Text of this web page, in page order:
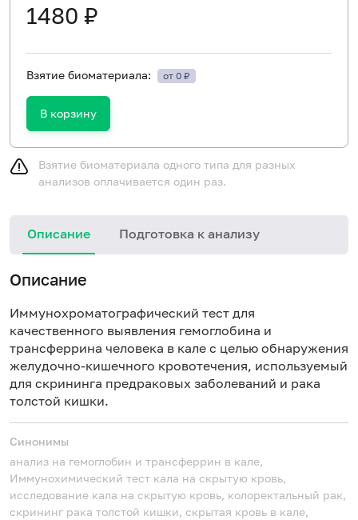
1480 ₽
Взятие биоматериала: от 0 ₽
В корзину
Взятие биоматериала одного типа для разных
анализов оплачивается один раз.
Описание Подготовка к анализу
Описание
Иммунохроматографический тест для
качественного выявления гемоглобина и
трансферрина человека в кале с целью обнаружения
желудочно-кишечного кровотечения, используемый
для скрининга предраковых заболеваний и рака
толстой кишки.
Синонимы
анализ на гемоглобин и трансферрин в кале,
Иммунохимический тест кала на скрытую кровь,
исследование кала на скрытую кровь, колоректальный рак,
скрининг рака толстой кишки, скрытая кровь в кале,